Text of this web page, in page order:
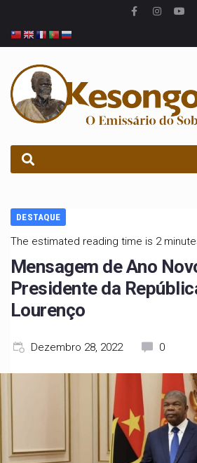
DESTAQUE
The estimated reading time is 2
Mensagem de Ano
Presidente da
Lourenço
Dezembro 28, 2022 0
PROCURAR